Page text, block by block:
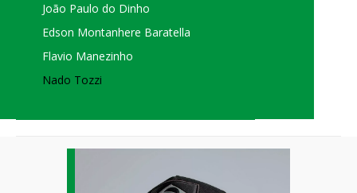
João Paulo do Dinho
Edson Montanhere Baratella
Flavio Manezinho
Nado Tozzi